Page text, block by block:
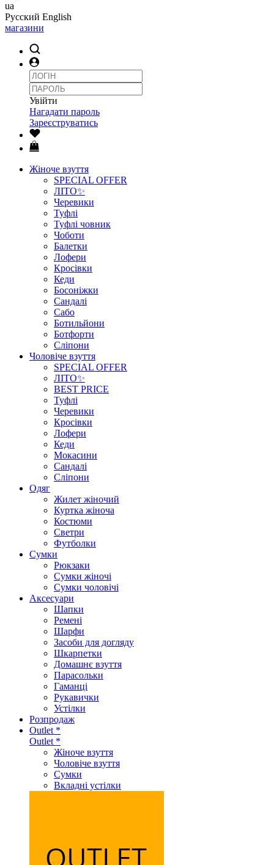
ua
Русский English
магазини
Увійти
Нагадати пароль
Зареєструватись
Жіноче взуття
SPECIAL OFFER
ЛІТО✨
Черевики
Туфлі
Туфлі човник
Чоботи
Балетки
Лофери
Кросівки
Кеди
Босоніжки
Сандалі
Сабо
Ботильйони
Ботфорти
Сліпони
Чоловіче взуття
SPECIAL OFFER
ЛІТО✨
BEST PRICE
Туфлі
Черевики
Кросівки
Лофери
Кеди
Мокасини
Сандалі
Сліпони
Одяг
Жилет жіночий
Куртка жіноча
Костюми
Светри
Футболки
Сумки
Рюкзаки
Сумки жіночі
Сумки чоловічі
Аксеcуари
Шапки
Ремені
Шарфи
Засоби для догляду
Шкарпетки
Домашнє взуття
Парасольки
Гаманці
Рукавички
Устілки
Розпродаж
Outlet *
Outlet *
Жіноче взуття
Чоловіче взуття
Сумки
Вкладні устілки